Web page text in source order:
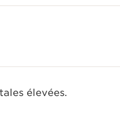
élevées.